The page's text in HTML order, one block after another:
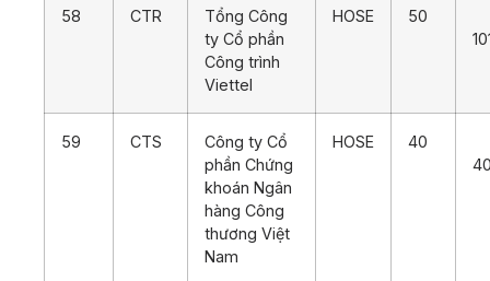
58 CTR
Tổng Công
ty Cổ phần
Công trình
Viettel
HOSE
50
59 CTS
Công ty Cổ
phần Chứng
khoán Ngân
hàng Công
thương Việt
Nam
HOSE
40